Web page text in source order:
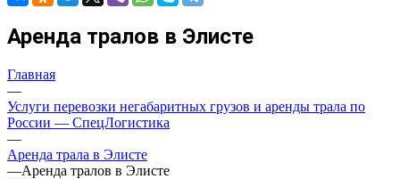
Аренда тралов в Элисте
Главная
—
Услуги перевозки негабаритных грузов и аренды трала по
России — СпецЛогистика
—
Аренда трала в Элисте
—Аренда тралов в Элисте